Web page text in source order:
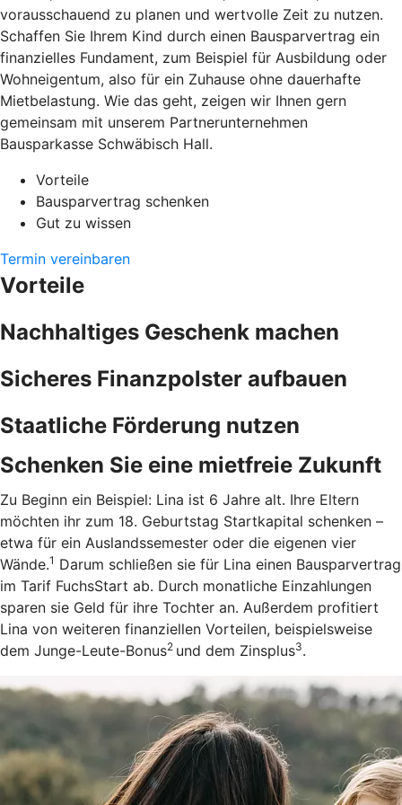
vorausschauend zu planen und wertvolle Zeit zu nutzen.
Schaffen Sie Ihrem Kind durch einen Bausparvertrag ein
finanzielles Fundament, zum Beispiel für Ausbildung oder
Wohneigentum, also für ein Zuhause ohne dauerhafte
Mietbelastung. Wie das geht, zeigen wir Ihnen gern
gemeinsam mit unserem Partnerunternehmen
Bausparkasse Schwäbisch Hall.
Vorteile
Bausparvertrag schenken
Gut zu wissen
Termin vereinbaren
Vorteile
Nachhaltiges Geschenk machen
Sicheres Finanzpolster aufbauen
Staatliche Förderung nutzen
Schenken Sie eine mietfreie Zukunft
Zu Beginn ein Beispiel: Lina ist 6 Jahre alt. Ihre Eltern
möchten ihr zum 18. Geburtstag Startkapital schenken –
etwa für ein Auslandssemester oder die eigenen vier
Wände.1 Darum schließen sie für Lina einen Bausparvertrag
im Tarif FuchsStart ab. Durch monatliche Einzahlungen
sparen sie Geld für ihre Tochter an. Außerdem profitiert
Lina von weiteren finanziellen Vorteilen, beispielsweise
dem Junge-Leute-Bonus2 und dem Zinsplus3.